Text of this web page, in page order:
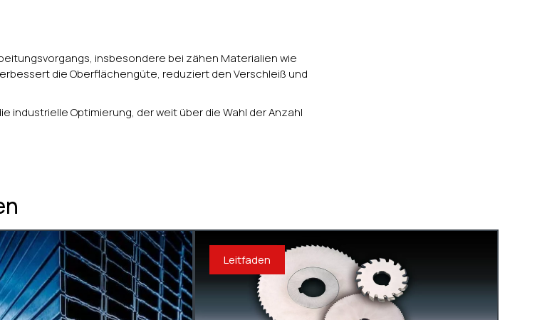
insbesondere bei zähen Materialien wie
die Oberflächengüte, reduziert den Verschleiß und
industrielle Optimierung, der weit über die Wahl der Anzahl
Leitfaden